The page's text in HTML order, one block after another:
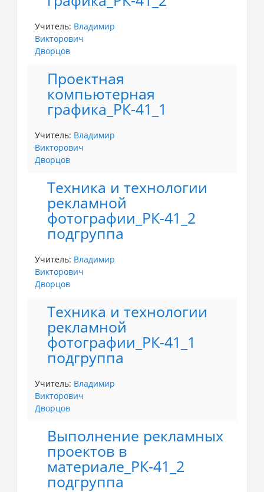
Учитель: Владимир
Викторович
Дворцов
Проектная
компьютерная
графика_РК-41_1
Учитель: Владимир
Викторович
Дворцов
Техника и технологии
рекламной
фотографии_РК-41_2
подгруппа
Учитель: Владимир
Викторович
Дворцов
Техника и технологии
рекламной
фотографии_РК-41_1
подгруппа
Учитель: Владимир
Викторович
Дворцов
Выполнение рекламных
проектов в
материале_РК-41_2
подгруппа